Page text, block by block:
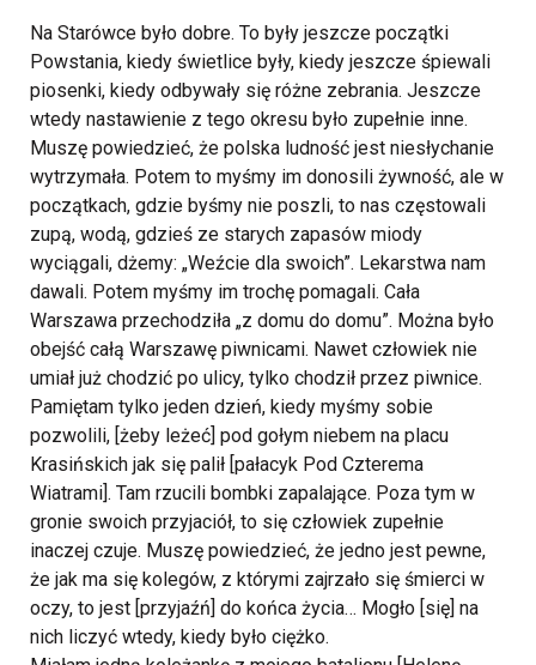
Na Starówce było dobre. To były jeszcze początki
Powstania, kiedy świetlice były, kiedy jeszcze śpiewali
piosenki, kiedy odbywały się różne zebrania. Jeszcze
wtedy nastawienie z tego okresu było zupełnie inne.
Muszę powiedzieć, że polska ludność jest niesłychanie
wytrzymała. Potem to myśmy im donosili żywność, ale w
początkach, gdzie byśmy nie poszli, to nas częstowali
zupą, wodą, gdzieś ze starych zapasów miody
wyciągali, dżemy: „Weźcie dla swoich”. Lekarstwa nam
dawali. Potem myśmy im trochę pomagali. Cała
Warszawa przechodziła „z domu do domu”. Można było
obejść całą Warszawę piwnicami. Nawet człowiek nie
umiał już chodzić po ulicy, tylko chodził przez piwnice.
Pamiętam tylko jeden dzień, kiedy myśmy sobie
pozwolili, [żeby leżeć] pod gołym niebem na placu
Krasińskich jak się palił [pałacyk Pod Czterema
Wiatrami]. Tam rzucili bombki zapalające. Poza tym w
gronie swoich przyjaciół, to się człowiek zupełnie
inaczej czuje. Muszę powiedzieć, że jedno jest pewne,
że jak ma się kolegów, z którymi zajrzało się śmierci w
oczy, to jest [przyjaźń] do końca życia… Mogło [się] na
nich liczyć wtedy, kiedy było ciężko.